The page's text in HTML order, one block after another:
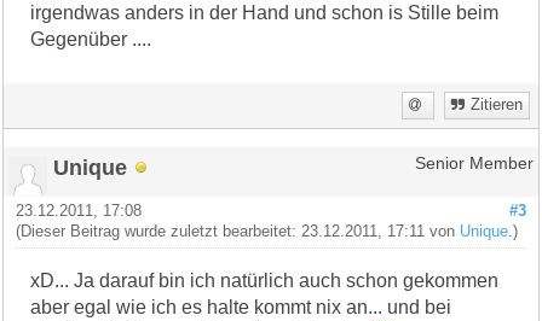
irgendwas anders in der Hand und schon is Stille beim
Gegenüber ....
Zitieren
Unique Senior Member
#3
23.12.2011, 17:08
(Dieser Beitrag wurde zuletzt bearbeitet: 23.12.2011, 17:11 von Unique .)
xD... Ja darauf bin ich natürlich auch schon gekommen
aber egal wie ich es halte kommt nix an... und bei